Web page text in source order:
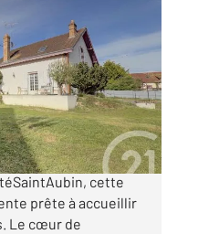
FERTE SAINT
cette
prête à accueillir
Le cœur de